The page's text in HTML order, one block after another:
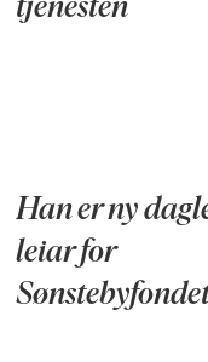
tjenesten
Han er ny
leiar for